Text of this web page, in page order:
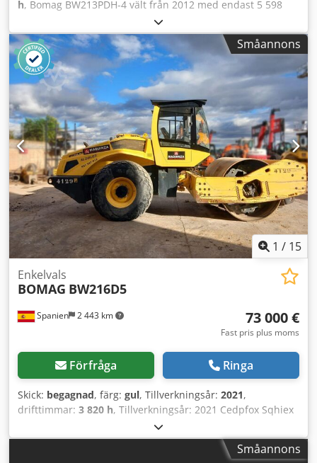
h, Bomag BW213PDH-4 vält från 2012 med endast 5 598
driftstimmar! ---- * Tillverkare: Bomag * Modell:
BW213PDH-4 * Tillverkningsår: 2012 * Visade driftstimmar:
ca 5 598 * Driftsvikt: 13 100 kg * A/C – luftkonditionering *
Tysk maskin * 119 kW * Deutz dieselmotor * Fler bilder och
video finns på begäran * Pris: 39 900 euro, netto + 19 %
moms ---- Vid frågor, vänligen ring: Chodpfx Ajyt Uirsavja
För fler frågor, ring gärna: Erik Kortum: WhatsApp Kai
Kortum: WhatsApp All information lämnas utan ansvar och
garanti. Med reservation för fel och mellanförsäljning.
Småannons
1 / 15
Spanien 2 443 km
Enkelvals
BOMAG BW216D5
73 000 €
Fast pris plus moms
Förfråga Ringa
Skick: begagnad, färg: gul, Tillverkningsår: 2021,
drifttimmar: 3 820 h, Tillverkningsår: 2021 Cedpfox Sqhiex
Aavoha Tomvikt: 16 000 kg Mått (L x B x H): 622 x 230 x 299
cm Motortyp: Deutz DEUTZ TCD4.1 L-4
Småannons